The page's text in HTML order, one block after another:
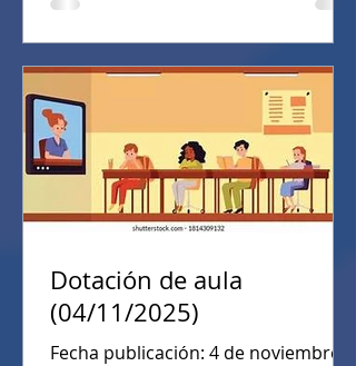
Dotación de aula
(04/11/2025)
Fecha publicación: 4 de noviembre